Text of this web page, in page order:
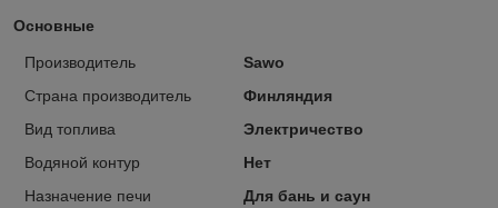
Основные
Производитель
Sawo
Страна производитель
Финляндия
Вид топлива
Электричество
Водяной контур
Нет
Назначение печи
Для бань и саун